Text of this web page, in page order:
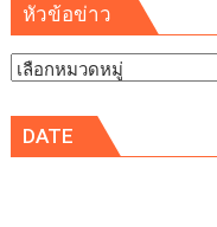
หัวข้อข่าว
หัวข้อ
DATE